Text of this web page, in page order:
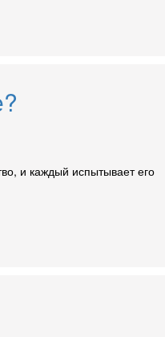
и каждый испытывает его